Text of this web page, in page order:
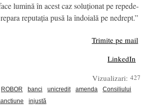
lumină în acest caz soluționat pe repede-
reputația pusă la îndoială pe nedrept.”
Trimite pe mail
LinkedIn
Vizualizari: 427
ROBOR banci unicredit amenda
Consiliului
injustă